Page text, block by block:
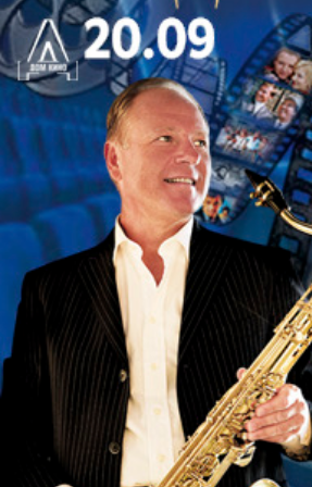
растянуто на много серий,
«Русской антрепризы», за два
зрителя протекает целая
падений. В центре внимания
и личность одной
счастливой, нерешительной,
что от нее требуется –
способное перевернуть
«Гупёшка» слишком
потому продолжает
существование в
непонимания и серых
с новой любовью
поведение? Узнают зрители,
спектакль «Гупёшка», а
только в театральных
сайте онлайн.